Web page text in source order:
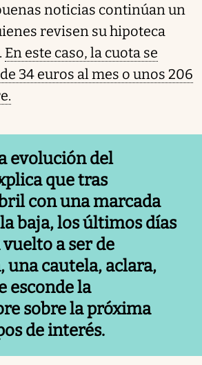
noticias continúan un
revisen su hipoteca
En este caso, la cuota se
34 euros al mes o unos 206
evolución del
que tras
con una marcada
baja, los últimos días
a ser de
una cautela, aclara,
esconde la
sobre la próxima
de interés.